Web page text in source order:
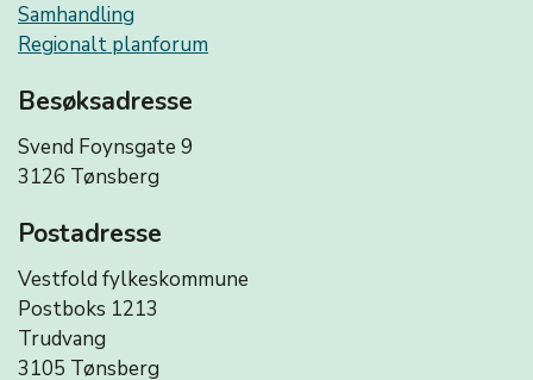
Samhandling
Regionalt planforum
Besøksadresse
Svend Foynsgate 9
3126 Tønsberg
Postadresse
Vestfold fylkeskommune
Postboks 1213
Trudvang
3105 Tønsberg